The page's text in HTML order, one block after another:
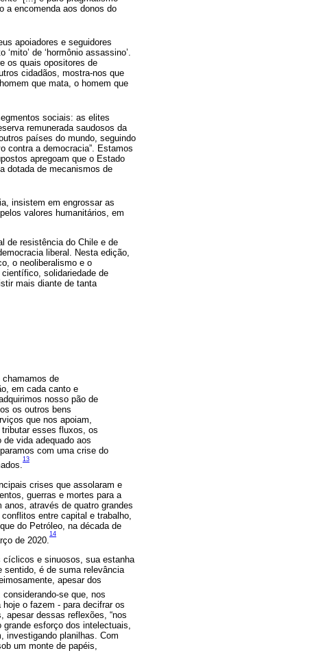
a encomenda aos donos do
apoiadores e seguidores
de ‘hormônio assassino’.
os quais opositores de
cidadãos, mostra-nos que
que mata, o homem que
sociais: as elites
remunerada saudosos da
países do mundo, seguindo
contra a democracia”. Estamos
apregoam que o Estado
dotada de mecanismos de
insistem em engrossar as
valores humanitários, em
de resistência do Chile e de
liberal. Nesta edição,
o neoliberalismo e o
solidariedade de
mais diante de tanta
de
em cada canto e
nosso pão de
os outros bens
que nos apoiam,
esses fluxos, os
vida adequado aos
com uma crise do
13
crises que assolaram e
guerras e mortes para a
através de quatro grandes
entre capital e trabalho,
do Petróleo, na década de
de 2020.
14
cíclicos e sinuosos, sua estanha
sentido, é de suma relevância
apesar dos
se que, nos
o fazem - para decifrar os
dessas reflexões, “nos
esforço dos intelectuais,
investigando planilhas. Com
um monte de papéis,